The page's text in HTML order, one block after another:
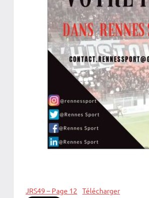
JRS49 – Page 12 Télécharger